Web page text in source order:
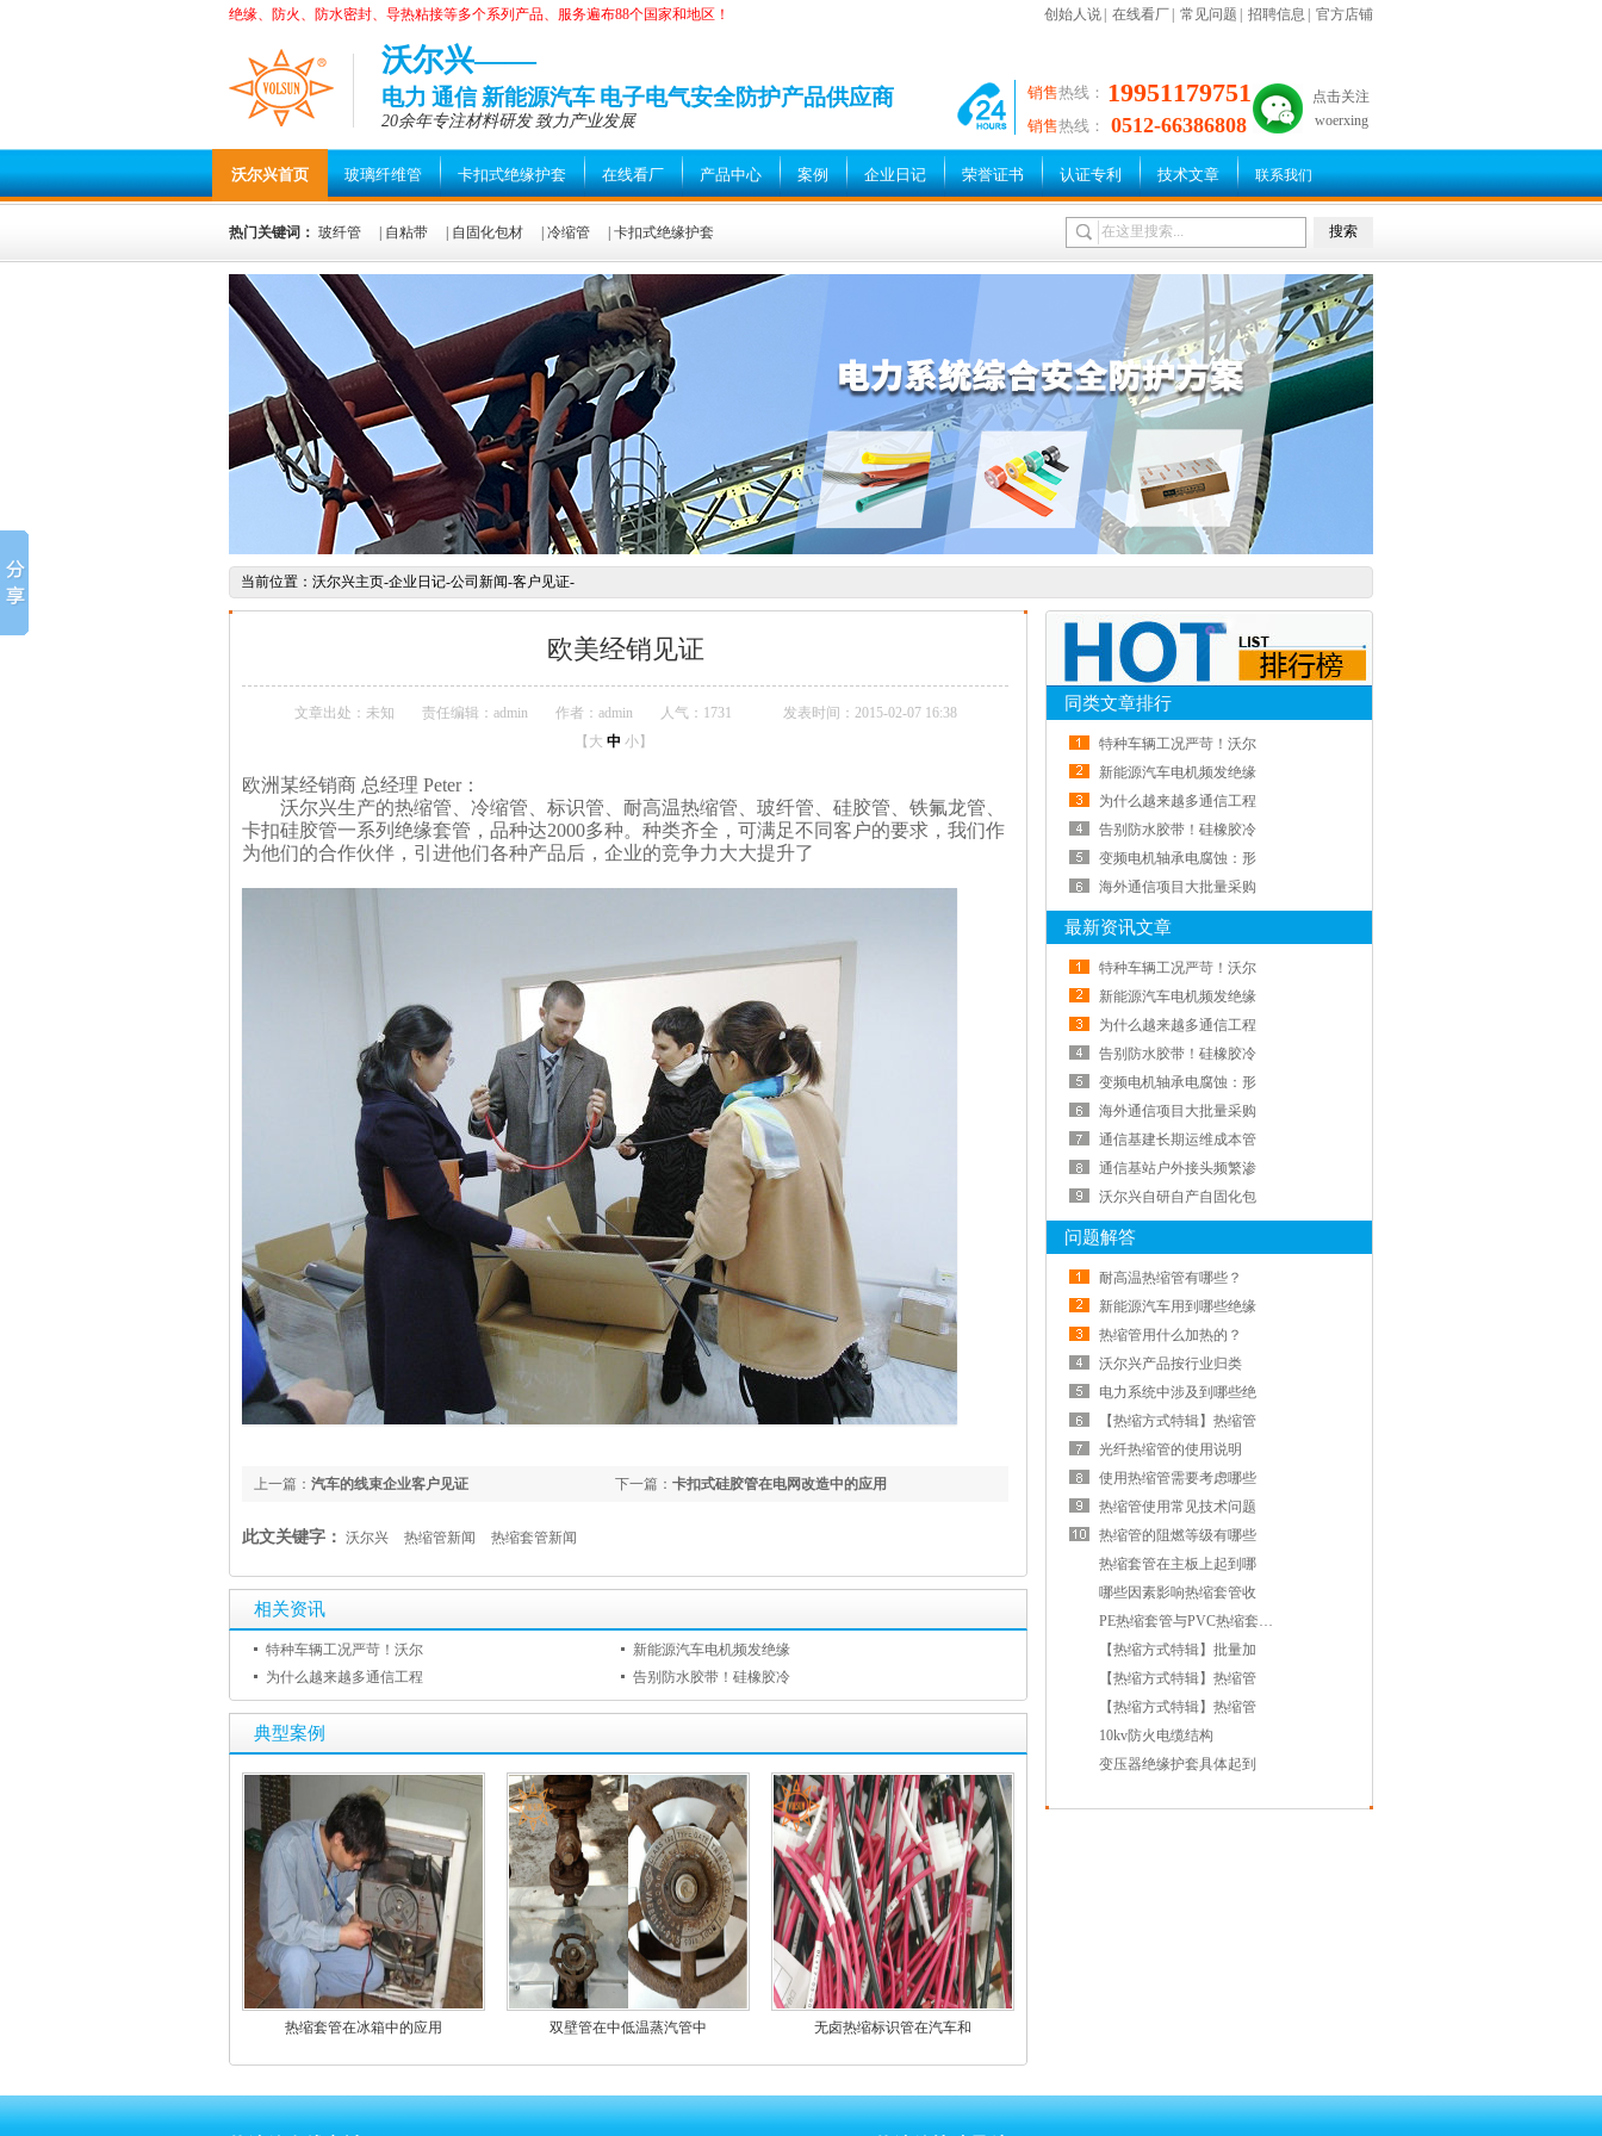
绝缘、防火、防水密封、导热粘接等多个系列产品、服务遍布88个国家和地区！ 创始人说 在线看厂 常见问题 招聘信息 官方店铺
沃尔兴——
电力 通信 新能源汽车 电子电气安全防护产品供应商
20余年专注材料研发 致力产业发展
点击关注
woerxing
销售热线： 19951179751
销售热线： 0512-66386808
沃尔兴首页 玻璃纤维管 卡扣式绝缘护套 在线看厂 产品中心 案例 企业日记 荣誉证书 认证专利 技术文章 联系我们
热门关键词： 玻纤管 自粘带 自固化包材 冷缩管 卡扣式绝缘护套 搜索
当前位置： 沃尔兴主页-企业日记-公司新闻-客户见证-
欧美经销见证
文章出处：未知 责任编辑：admin 作者：admin 人气： 1731
发表时间：2015-02-07 16:38
【 大 中 小】
欧洲某经销商 总经理 Peter：
沃尔兴生产的热缩管、冷缩管、标识管、耐高温热缩管、玻纤管、硅胶管、铁氟龙管、
卡扣硅胶管一系列绝缘套管，品种达2000多种。种类齐全，可满足不同客户的要求，我们作
为他们的合作伙伴，引进他们各种产品后，企业的竞争力大大提升了
下一篇： 卡扣式硅胶管在电网改造中的应用
上一篇： 汽车的线束企业客户见证
此文关键字： 沃尔兴 热缩管新闻 热缩套管新闻
相关资讯
特种车辆工况严苛！沃尔
新能源汽车电机频发绝缘
为什么越来越多通信工程
告别防水胶带！硅橡胶冷
典型案例
热缩套管在冰箱中的应用 双壁管在中低温蒸汽管中 无卤热缩标识管在汽车和
同类文章排行
特种车辆工况严苛！沃尔
新能源汽车电机频发绝缘
为什么越来越多通信工程
告别防水胶带！硅橡胶冷
变频电机轴承电腐蚀：形
海外通信项目大批量采购
最新资讯文章
特种车辆工况严苛！沃尔
新能源汽车电机频发绝缘
为什么越来越多通信工程
告别防水胶带！硅橡胶冷
变频电机轴承电腐蚀：形
海外通信项目大批量采购
通信基建长期运维成本管
通信基站户外接头频繁渗
沃尔兴自研自产自固化包
问题解答
耐高温热缩管有哪些？
新能源汽车用到哪些绝缘
热缩管用什么加热的？
沃尔兴产品按行业归类
电力系统中涉及到哪些绝
【热缩方式特辑】热缩管
光纤热缩管的使用说明
使用热缩管需要考虑哪些
热缩管使用常见技术问题
热缩管的阻燃等级有哪些
热缩套管在主板上起到哪
哪些因素影响热缩套管收
PE热缩套管与PVC热缩套管哪
【热缩方式特辑】批量加
【热缩方式特辑】热缩管
【热缩方式特辑】热缩管
10kv防火电缆结构
变压器绝缘护套具体起到